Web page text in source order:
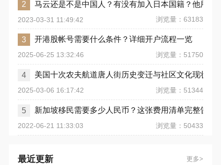
2 马云还是不是中国人？有没有加入日本国籍？他用了
2023-03-31 11:49:42 浏览量：63183
3 开港股帐号需要什么条件？详细开户流程一览
2025-06-25 13:32:46 浏览量：51750
4 美国十次农夫航道唐人街历史变迁与社区文化现状
2025-03-06 16:17:42 浏览量：51344
5 新加坡移民需要多少人民币？这张费用清单完整告诉
2022-06-21 11:33:03 浏览量：50433
最近更新 更多